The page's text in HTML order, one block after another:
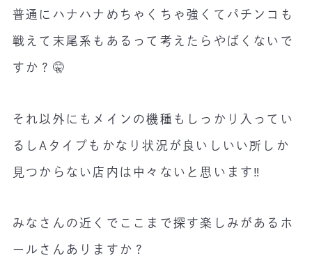
普通にハナハナめちゃくちゃ強くてパチンコも
戦えて末尾系もあるって考えたらやばくないで
すか？🤫
それ以外にもメインの機種もしっかり入ってい
るしAタイプもかなり状況が良いしいい所しか
見つからない店内は中々ないと思います‼️
みなさんの近くでここまで探す楽しみがあるホ
ールさんありますか？